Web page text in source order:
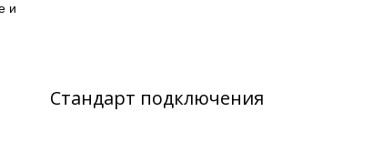
и
Стандарт подключения